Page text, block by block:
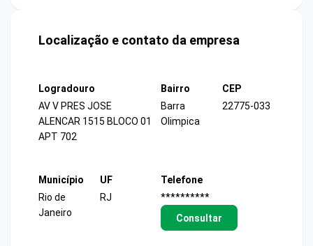
Localização e contato da empresa
Logradouro
AV V PRES JOSE
ALENCAR 1515 BLOCO 01
APT 702
Bairro
Barra
Olimpica
CEP
22775-033
Município
Rio de
Janeiro
UF
RJ
Telefone
**********
Consultar